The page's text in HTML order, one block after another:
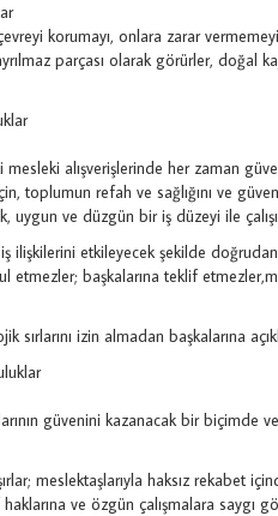
korumayı, onlara zarar
parçası olarak görürler, doğal
alışverişlerinde her zaman
toplumun refah ve sağlığını ve
uygun ve düzgün bir iş düzeyi ile
ilişkilerini etkileyecek şekilde
başkalarına teklif
sırlarını izin almadan başkalarına
güvenini kazanacak bir biçimde
meslektaşlarıyla haksız rekabet
ve özgün çalışmalara saygı